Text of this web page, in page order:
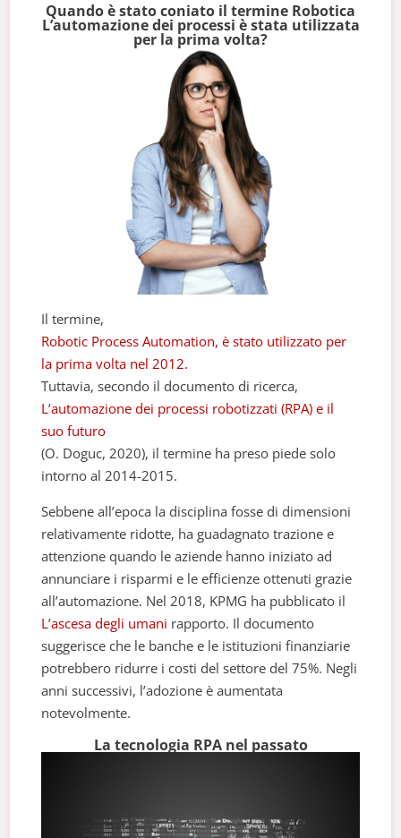
Quando è stato coniato il termine Robotica
L’automazione dei processi è stata utilizzata
per la prima volta?
Il termine,
Robotic Process Automation, è stato utilizzato per
la prima volta nel 2012.
Tuttavia, secondo il documento di ricerca,
L’automazione dei processi robotizzati (RPA) e il
suo futuro
(O. Doguc, 2020), il termine ha preso piede solo
intorno al 2014-2015.
Sebbene all’epoca la disciplina fosse di dimensioni
relativamente ridotte, ha guadagnato trazione e
attenzione quando le aziende hanno iniziato ad
annunciare i risparmi e le efficienze ottenuti grazie
all’automazione. Nel 2018, KPMG ha pubblicato il
L’ascesa degli umani rapporto. Il documento
suggerisce che le banche e le istituzioni finanziarie
potrebbero ridurre i costi del settore del 75%. Negli
anni successivi, l’adozione è aumentata
notevolmente.
La tecnologia RPA nel passato